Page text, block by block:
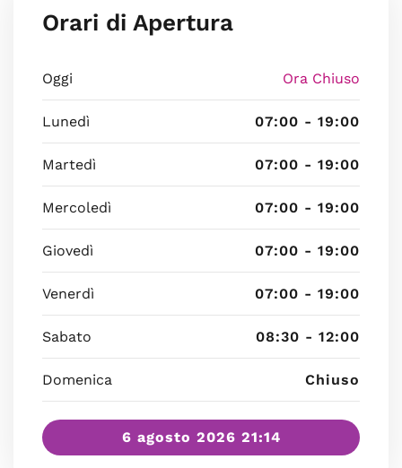
Orari di Apertura
Oggi Ora Chiuso
Lunedì 07:00 - 19:00
Martedì 07:00 - 19:00
Mercoledì 07:00 - 19:00
Giovedì 07:00 - 19:00
Venerdì 07:00 - 19:00
Sabato 08:30 - 12:00
Domenica Chiuso
6 agosto 2026 21:14